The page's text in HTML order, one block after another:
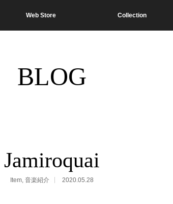
Web Store Collection
BLOG
Jamiroquai
Item, 音楽紹介 2020.05.28